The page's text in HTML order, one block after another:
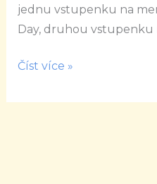
jednu vstupenku na
Day, druhou vstupenku
Číst více »